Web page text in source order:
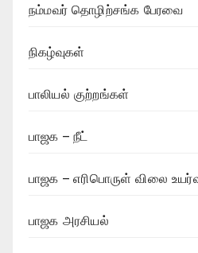
நம்மவர் தொழிற்சங்க பேரவை
நிகழ்வுகள்
பாலியல் குற்றங்கள்
பாஜக – நீட்
பாஜக – எரிபொருள் விலை
பாஜக அரசியல்